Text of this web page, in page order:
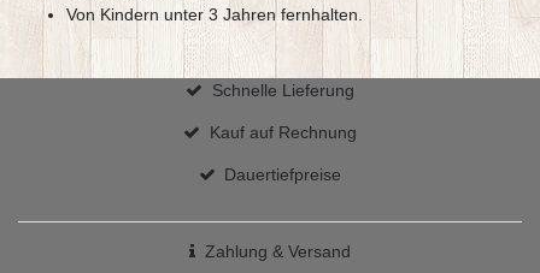
Von Kindern unter 3 Jahren fernhalten.
Schnelle Lieferung
Kauf auf Rechnung
Dauertiefpreise
Zahlung & Versand